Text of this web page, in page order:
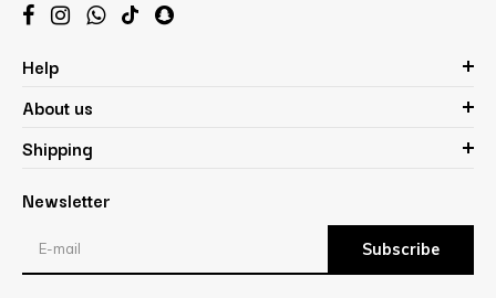
Help
About us
Shipping
Newsletter
Subscribe